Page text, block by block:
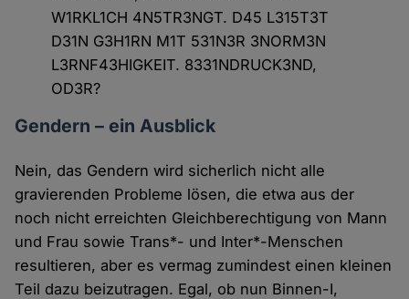
W1RKL1CH 4N5TR3NGT. D45 L315T3T
D31N G3H1RN M1T 531N3R 3NORM3N
L3RNF43HIGKEIT. 8331NDRUCK3ND,
OD3R?
Gendern – ein Ausblick
Nein, das Gendern wird sicherlich nicht alle
gravierenden Probleme lösen, die etwa aus der
noch nicht erreichten Gleichberechtigung von Mann
und Frau sowie Trans*- und Inter*-Menschen
resultieren, aber es vermag zumindest einen kleinen
Teil dazu beizutragen. Egal, ob nun Binnen-I,